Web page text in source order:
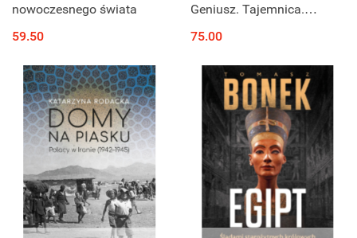
nowoczesnego świata
59.50
Geniusz. Tajemnica.
wolnego
75.00